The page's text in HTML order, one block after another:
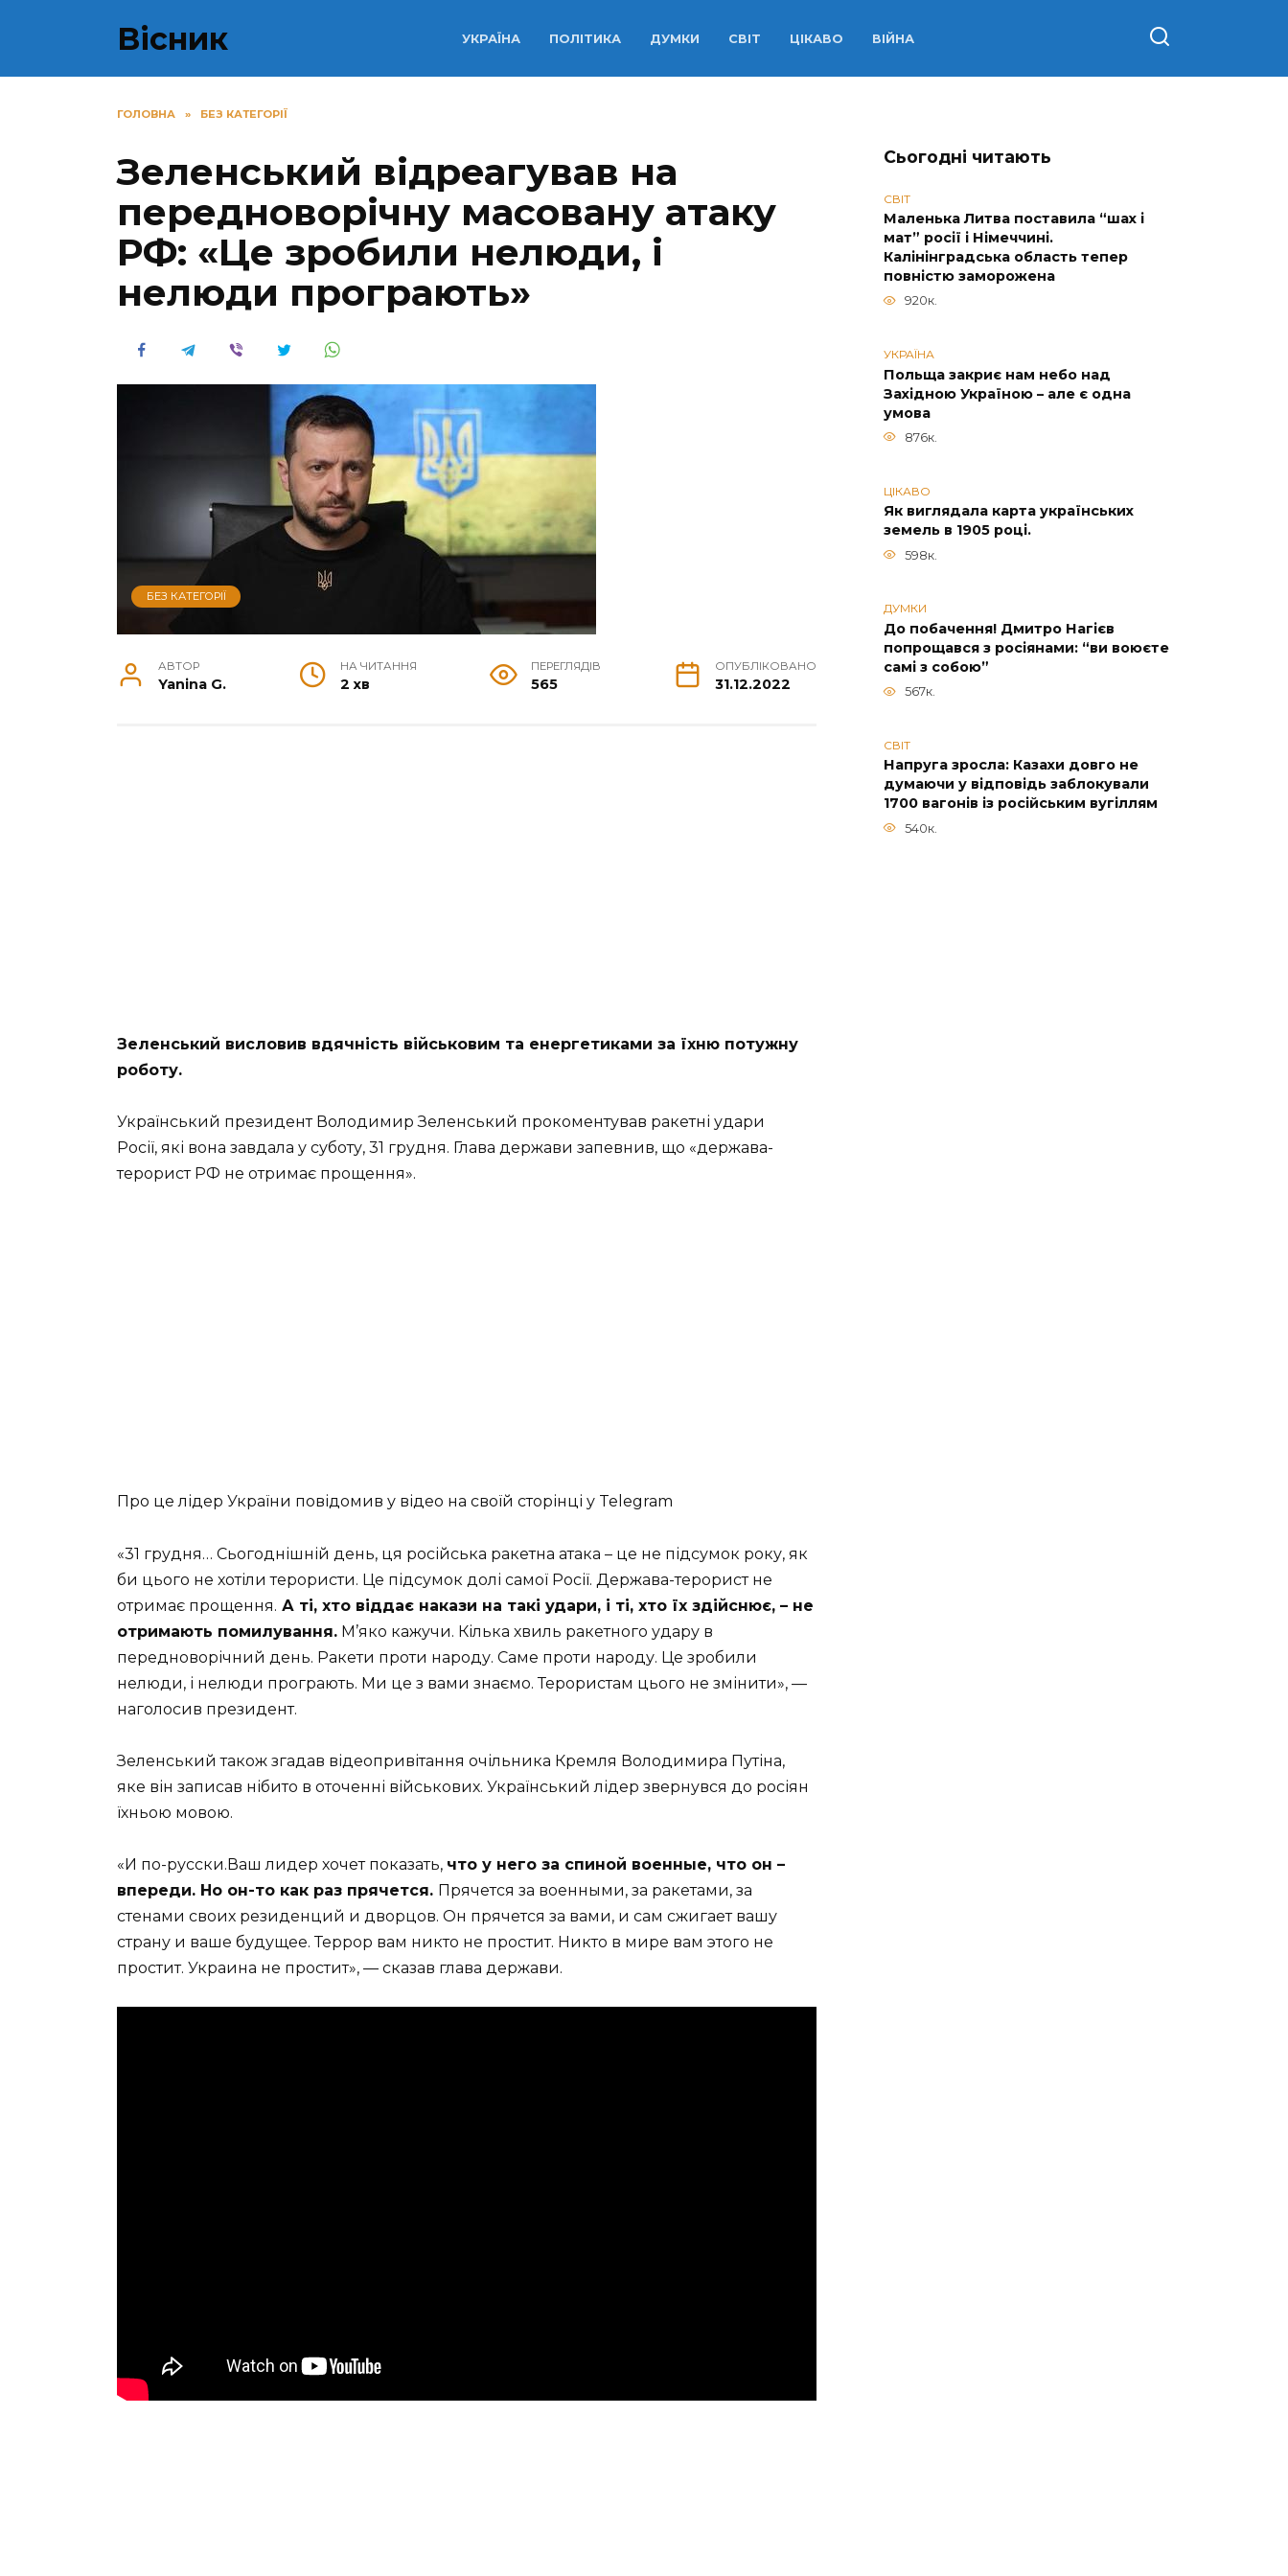
Вісник УКРАЇНА ПОЛІТИКА ДУМКИ СВІТ ЦІКАВО ВІЙНА
ГОЛОВНА » БЕЗ КАТЕГОРІЇ
Зеленський відреагував на
передноворічну масовану атаку
РФ: «Це зробили нелюди, і
нелюди програють»
БЕЗ КАТЕГОРІЇ
АВТОР
Yanina G.
НА ЧИТАННЯ
2 хв
ПЕРЕГЛЯДІВ
565
ОПУБЛІКОВАНО
31.12.2022
Зеленський висловив вдячність військовим та енергетиками за їхню потужну
роботу.
Український президент Володимир Зеленський прокоментував ракетні удари
Росії, які вона завдала у суботу, 31 грудня. Глава держави запевнив, що «держава-
терорист РФ не отримає прощення».
Про це лідер України повідомив у відео на своїй сторінці у Telegram
«31 грудня… Сьогоднішній день, ця російська ракетна атака – це не підсумок року, як
би цього не хотіли терористи. Це підсумок долі самої Росії. Держава-терорист не
отримає прощення. А ті, хто віддає накази на такі удари, і ті, хто їх здійснює, – не
отримають помилування. М’яко кажучи. Кілька хвиль ракетного удару в
передноворічний день. Ракети проти народу. Саме проти народу. Це зробили
нелюди, і нелюди програють. Ми це з вами знаємо. Терористам цього не змінити», —
наголосив президент.
Зеленський також згадав відеопривітання очільника Кремля Володимира Путіна,
яке він записав нібито в оточенні військових. Український лідер звернувся до росіян
їхньою мовою.
«И по-русски.Ваш лидер хочет показать, что у него за спиной военные, что он –
впереди. Но он-то как раз прячется. Прячется за военными, за ракетами, за
стенами своих резиденций и дворцов. Он прячется за вами, и сам сжигает вашу
страну и ваше будущее. Террор вам никто не простит. Никто в мире вам этого не
простит. Украина не простит», — сказав глава держави.
Сьогодні читають
СВІТ
Маленька Литва поставила “шах і
мат” росії і Німеччині.
Калінінградська область тепер
повністю заморожена
920к.
УКРАЇНА
Польща закриє нам небо над
Західною Україною – але є одна
умова
876к.
ЦІКАВО
Як виглядала карта українських
земель в 1905 році.
598к.
ДУМКИ
До побачення! Дмитро Нагієв
попрощався з росіянами: “ви воюєте
самі з собою”
567к.
СВІТ
Напруга зросла: Казахи довго не
думаючи у відповідь заблокували
1700 вагонів із російським вугіллям
540к.